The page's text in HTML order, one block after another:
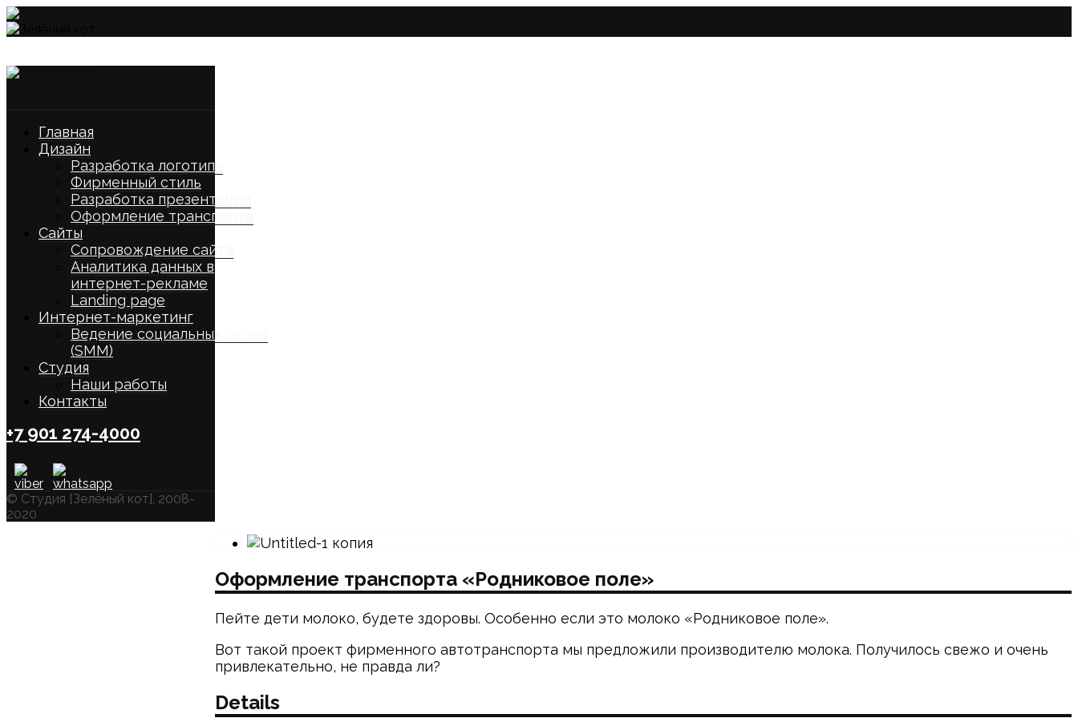
Главная
Дизайн
Разработка логотипа
Фирменный стиль
Разработка презентации
Оформление транспорта
Сайты
Сопровождение сайта
Аналитика данных в
интернет-рекламе
Landing page
Интернет-маркетинг
Ведение социальных сетей
(SMM)
Студия
Наши работы
Контакты
+7 901 274-4000
© Студия [Зелёный кот], 2008-
2020
Оформление транспорта «Родниковое поле»
Пейте дети молоко, будете здоровы. Особенно если это молоко «Родниковое поле».
Вот такой проект фирменного автотранспорта мы предложили производителю молока. Получилось свежо и очень
привлекательно, не правда ли?
Details